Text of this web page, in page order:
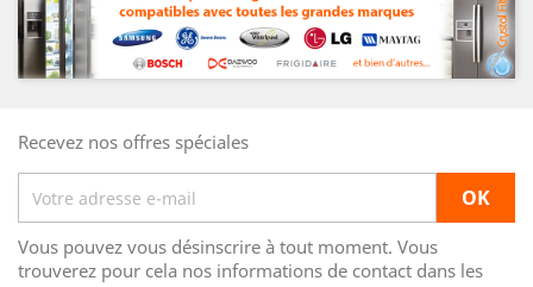
Recevez nos offres spéciales
Vous pouvez vous désinscrire à tout moment. Vous
trouverez pour cela nos informations de contact dans les